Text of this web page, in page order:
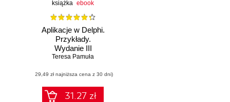
książka ebook
Aplikacje w Delphi.
Przykłady.
Wydanie III
Teresa Pamuła
(29,49 zł najniższa cena z 30 dni)
31.27 zł